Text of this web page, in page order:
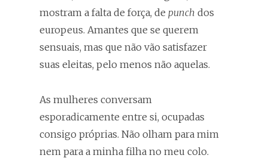
mostram a falta de força, de punch dos
europeus. Amantes que se querem
sensuais, mas que não vão satisfazer
suas eleitas, pelo menos não aquelas.
As mulheres conversam
esporadicamente entre si, ocupadas
consigo próprias. Não olham para mim
nem para a minha filha no meu colo.